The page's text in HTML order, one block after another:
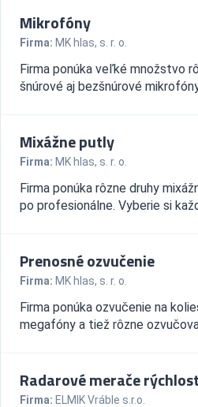
Mikrofóny
Firma: MK hlas, s. r. o.
Firma ponúka veľké množstvo
šnúrové aj bezšnúrové
Mixážne putly
Firma: MK hlas, s. r. o.
Firma ponúka rôzne druhy
po profesionálne. Vyberie si
Prenosné ozvučenie
Firma: MK hlas, s. r. o.
Firma ponúka ozvučenie na
megafóny a tiež rôzne
Radarové merače
Firma: ELMIK Vráble s.r.o.